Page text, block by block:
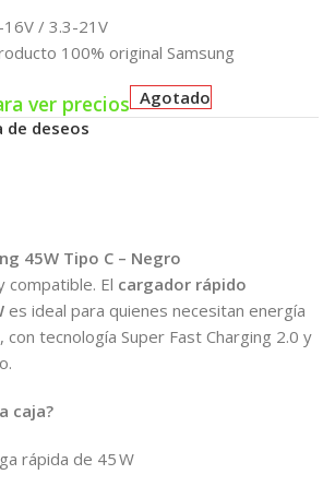
16V / 3.3-21V
100% original Samsung
ver precios Agotado
de deseos
45W Tipo C – Negro
compatible. El cargador rápido
es ideal para quienes necesitan energía
tecnología Super Fast Charging 2.0 y
caja?
rápida de 45 W